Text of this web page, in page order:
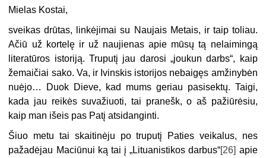
Mielas Kostai,
sveikas drūtas, linkėjimai su Naujais Metais, ir taip toliau.
Ačiū už kortelę ir už naujienas apie mūsų tą nelaimingą
literatūros istoriją. Truputį jau darosi „joukun darbs“, kaip
žemaičiai sako. Va, ir Ivinskis istorijos nebaigęs amžinybėn
nuėjo… Duok Dieve, kad mums geriau pasisektų. Taigi,
kada jau reikės suvažiuoti, tai pranešk, o aš pažiūrėsiu,
kaip man išeis pas Patį atsidanginti.
Šiuo metu tai skaitinėju po truputį Paties veikalus, nes
pažadėjau Maciūnui ką tai į „Lituanistikos darbus“[26] apie